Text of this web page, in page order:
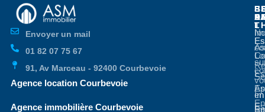
Envoyer un mail
01 82 07 75 67
91, Av Marceau - 92400 Courbevoie
Agence location Courbevoie
Agence immobilière Courbevoie
en